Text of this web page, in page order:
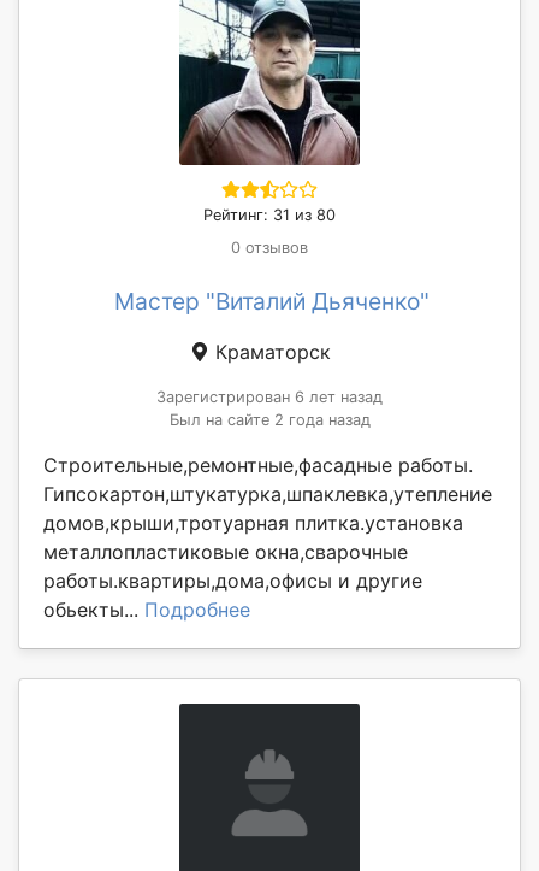
Рейтинг: 31 из 80
0 отзывов
Мастер "Виталий Дьяченко"
Краматорск
Зарегистрирован 6 лет назад
Был на сайте 2 года назад
Строительные,ремонтные,фасадные работы.
Гипсокартон,штукатурка,шпаклевка,утепление
домов,крыши,тротуарная плитка.установка
металлопластиковые окна,сварочные
работы.квартиры,дома,офисы и другие
обьекты... Подробнее